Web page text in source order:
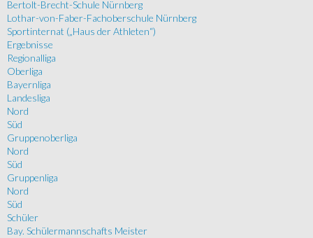
Bertolt-Brecht-Schule Nürnberg
Lothar-von-Faber-Fachoberschule Nürnberg
Sportinternat („Haus der Athleten“)
Ergebnisse
Regionalliga
Oberliga
Bayernliga
Landesliga
Nord
Süd
Gruppenoberliga
Nord
Süd
Gruppenliga
Nord
Süd
Schüler
Bay. Schülermannschafts Meister